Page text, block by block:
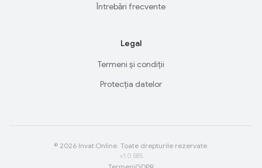
Întrebări frecvente
Legal
Termeni și condiții
Protecția datelor
© 2026 Invat.Online. Toate drepturile rezervate.
v1.0.585
TermeniGDPR